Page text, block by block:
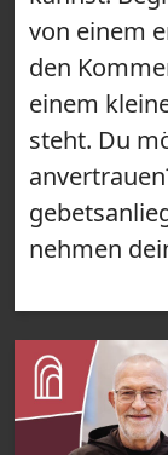
von einem
den
einem
steht. Du
nehmen